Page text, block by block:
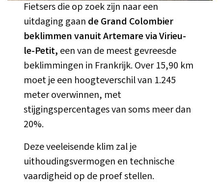
Fietsers die op zoek zijn naar een
uitdaging gaan de Grand Colombier
beklimmen vanuit Artemare via Virieu-
le-Petit, een van de meest gevreesde
beklimmingen in Frankrijk. Over 15,90 km
moet je een hoogteverschil van 1.245
meter overwinnen, met
stijgingspercentages van soms meer dan
20%.
Deze veeleisende klim zal je
uithoudingsvermogen en technische
vaardigheid op de proef stellen.